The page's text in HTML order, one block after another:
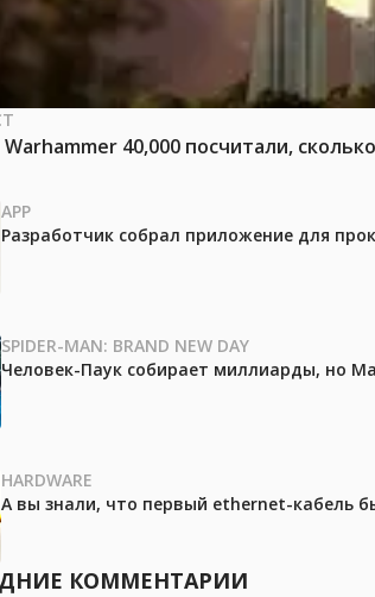
40,000 посчитали,
APP
Разработчик собрал приложение для
SPIDER-MAN: BRAND NEW DAY
Человек-Паук собирает миллиарды, но
HARDWARE
А вы знали, что первый ethernet-кабель
КОММЕНТАРИИ